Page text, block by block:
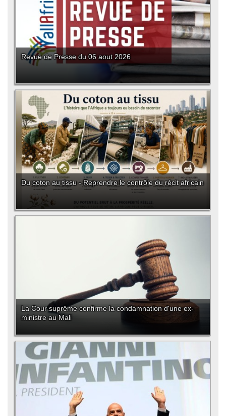
Revue de Presse du 06 aout 2026
Du coton au tissu - Reprendre le contrôle du récit africain
La Cour suprême confirme la condamnation d'une ex-
ministre au Mali